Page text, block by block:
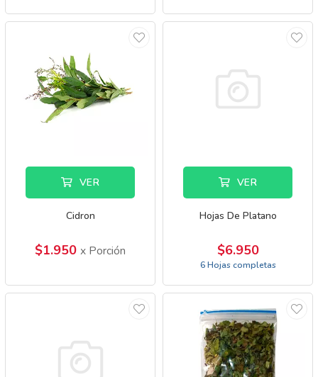
VER
Cidron
$1.950 x Porción
VER
Hojas De Platano
$6.950
6 Hojas completas